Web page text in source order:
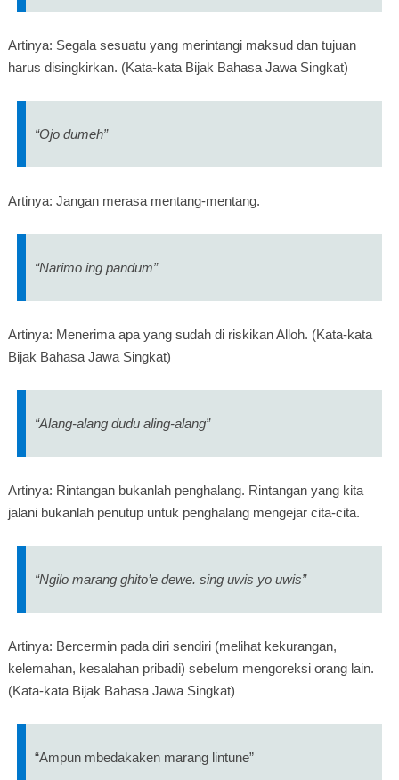
Artinya: Segala sesuatu yang merintangi maksud dan tujuan
harus disingkirkan. (Kata-kata Bijak Bahasa Jawa Singkat)
“Ojo dumeh”
Artinya: Jangan merasa mentang-mentang.
“Narimo ing pandum”
Artinya: Menerima apa yang sudah di riskikan Alloh. (Kata-kata
Bijak Bahasa Jawa Singkat)
“Alang-alang dudu aling-alang”
Artinya: Rintangan bukanlah penghalang. Rintangan yang kita
jalani bukanlah penutup untuk penghalang mengejar cita-cita.
“Ngilo marang ghito’e dewe. sing uwis yo uwis”
Artinya: Bercermin pada diri sendiri (melihat kekurangan,
kelemahan, kesalahan pribadi) sebelum mengoreksi orang lain.
(Kata-kata Bijak Bahasa Jawa Singkat)
“Ampun mbedakaken marang lintune”